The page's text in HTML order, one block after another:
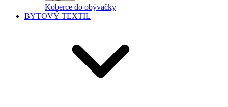
Koberce do obývačky
BYTOVÝ TEXTIL